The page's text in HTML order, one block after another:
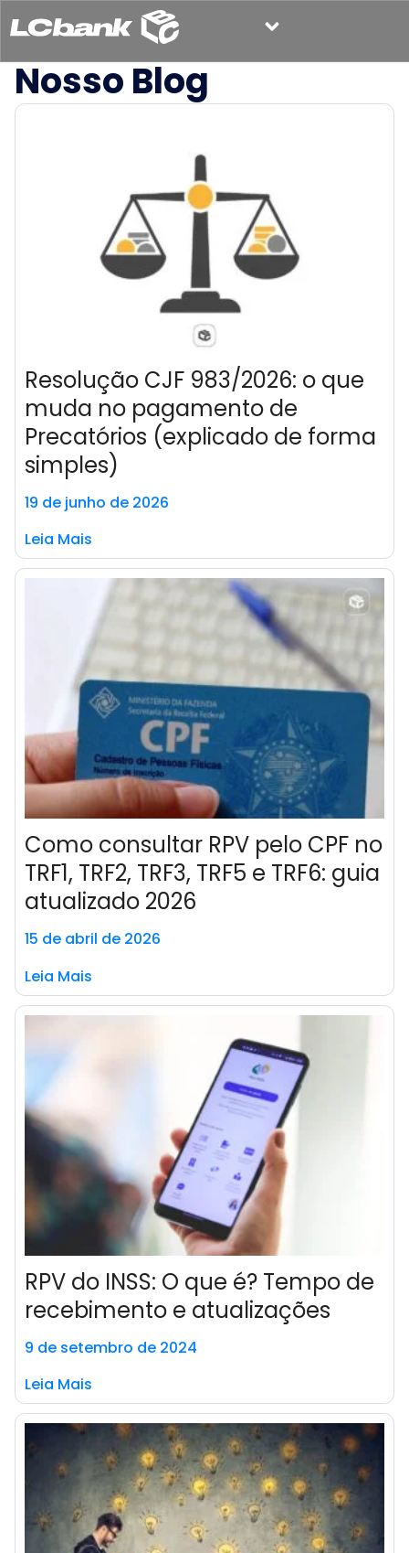
Nosso Blog
Resolução CJF 983/2026: o que
muda no pagamento de
Precatórios (explicado de forma
simples)
19 de junho de 2026
Leia Mais
Como consultar RPV pelo CPF no
TRF1, TRF2, TRF3, TRF5 e TRF6: guia
atualizado 2026
15 de abril de 2026
Leia Mais
RPV do INSS: O que é? Tempo de
recebimento e atualizações
9 de setembro de 2024
Leia Mais